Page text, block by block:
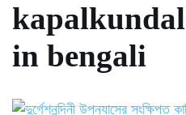
in bengali